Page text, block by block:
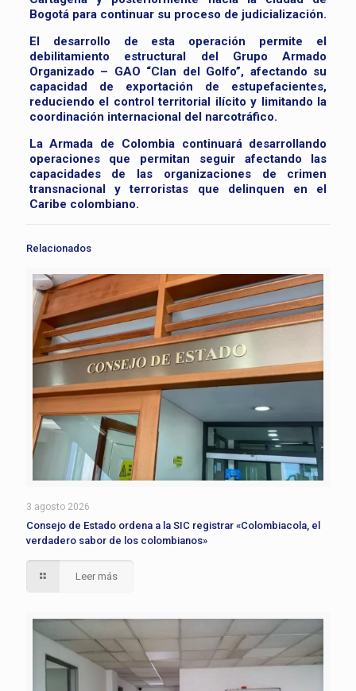
Bogotá para continuar su proceso de judicialización.
El desarrollo de esta operación permite el
debilitamiento estructural del Grupo Armado
Organizado – GAO “Clan del Golfo”, afectando su
capacidad de exportación de estupefacientes,
reduciendo el control territorial ilícito y limitando la
coordinación internacional del narcotráfico.
La Armada de Colombia continuará desarrollando
operaciones que permitan seguir afectando las
capacidades de las organizaciones de crimen
transnacional y terroristas que delinquen en el
Caribe colombiano.
Relacionados
3 agosto 2026
Consejo de Estado ordena a la SIC registrar «Colombiacola, el
verdadero sabor de los colombianos»
Leer más